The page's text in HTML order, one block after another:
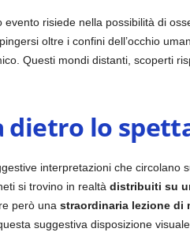
evento risiede nella possibilità di
oltre i confini dell’occhio
Questi mondi distanti, scoperti
dietro lo
interpretazioni che
si trovino in realtà distribuiti su
però una straordinaria lezione di
suggestiva disposizione visuale.